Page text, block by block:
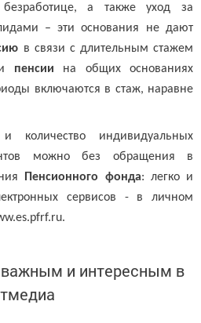
а также уход за
– эти основания не дают
в связи с длительным стажем
пенсии на общих основаниях
включаются в стаж, наравне
количество индивидуальных
можно без обращения в
Пенсионного фонда: легко и
сервисов - в личном
и интересным в